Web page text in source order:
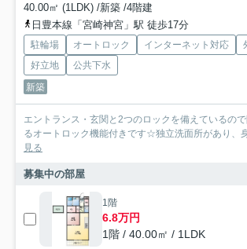
40.00㎡ (1LDK) /新築 /4階建
日豊本線「宮崎神宮」駅 徒歩17分
駐輪場 オートロック インターネット対応
好立地
公共下水
新築
エントランス・玄関と2つのロックを備えているの
るオートロック機能付きです☆独立洗面所があり、
見る
募集中の部屋
1階
6.8万円
1階 / 40.00㎡ / 1LDK